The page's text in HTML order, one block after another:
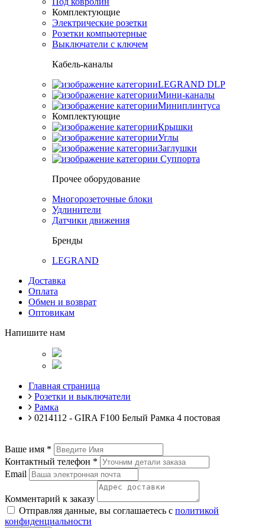
Комплектующие
Электрические розетки
Розетки компьютерные
Выключатели с ключем
Кабель-каналы
LEGRAND DLP
Мини-каналы
Миниплинтуса
Комплектующие
Крышки
Углы
Заглушки
Суппорта
Прочее оборудование
Многорозеточные блоки
Удлинители
Датчики движения
Бренды
LEGRAND
Доставка
Оплата
Обмен и возврат
Оптовикам
Напишите нам
Главная страница
Розетки и выключатели
Рамка
0214112 - GIRA F100 Белый Рамка 4 постовая
Ваше имя *
Контактный телефон *
Email
Комментарий к заказу
Отправляя данные, вы соглашаетесь с политикой
конфиденциальности